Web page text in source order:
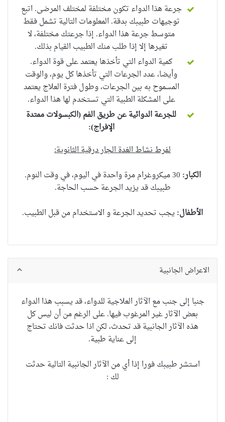
جرعة هذا الدواء تكون مختلفة لمختلف المرضى. اتبع
توجيهات طبيبك بدقة. المعلومات التالية تشمل فقط
متوسط ​​جرعة هذا الدواء. إذا جرعتك مختلفة، لا
تغيرها إلا إذا طلب منك الطبيب القيام بذلك.
كمية الدواء التي تأخذها يعتمد على قوة الدواء.
وأيضا، عدد الجرعات التي تأخذها كل يوم، والوقت
المسموح به بين الجرعات، وطول فترة العلاج يعتمد
على المشكلة الطبية التي تستخدم لها هذا الدواء.
للجرعة الدوائية عن طريق الفم (الكبسولات ممتدة
الإفراج):
لفرط نشاط الغدة الجار درقية الثانوية:
الكبار:
طبيبك قد يزيد الجرعة حسب الحاجة.
الأطفال: يجب تحديد الجرعة و الاستخدام من قبل الطبيب.
الاعراض الجانبية
جنبا إلى جنب مع الآثار العلاجية للدواء، قد يسبب هذا الدواء
بعض الآثار غير المرغوب فيها. على الرغم من أن ليس كل
هذه الآثار الجانبية قد تحدث، لكن اذا حدثت فانك تحتاج
إلى عناية طبية.
استشر طبيبك فورا إذا أي من الآثار الجانبية التالية حدثت
لك :